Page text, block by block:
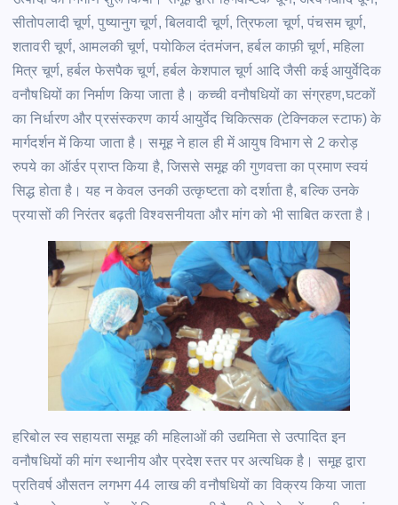
सीतोपलादी चूर्ण, पुष्यानुग चूर्ण, बिलवादी चूर्ण, त्रिफला चूर्ण, पंचसम चूर्ण,
शतावरी चूर्ण, आमलकी चूर्ण, पयोकिल दंतमंजन, हर्बल काफ़ी चूर्ण, महिला
मित्र चूर्ण, हर्बल फेसपैक चूर्ण, हर्बल केशपाल चूर्ण आदि जैसी कई आयुर्वेदिक
वनौषधियों का निर्माण किया जाता है। कच्ची वनौषधियों का संग्रहण,घटकों
का निर्धारण और प्रसंस्करण कार्य आयुर्वेद चिकित्सक (टेक्निकल स्टाफ) के
मार्गदर्शन में किया जाता है। समूह ने हाल ही में आयुष विभाग से 2 करोड़
रुपये का ऑर्डर प्राप्त किया है, जिससे समूह की गुणवत्ता का प्रमाण स्वयं
सिद्ध होता है। यह न केवल उनकी उत्कृष्टता को दर्शाता है, बल्कि उनके
प्रयासों की निरंतर बढ़ती विश्वसनीयता और मांग को भी साबित करता है।
हरिबोल स्व सहायता समूह की महिलाओं की उद्यमिता से उत्पादित इन
वनौषधियों की मांग स्थानीय और प्रदेश स्तर पर अत्यधिक है। समूह द्वारा
प्रतिवर्ष औसतन लगभग 44 लाख की वनौषधियों का विक्रय किया जाता